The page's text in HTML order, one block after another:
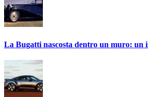
La Bugatti nascosta dentro un muro: un